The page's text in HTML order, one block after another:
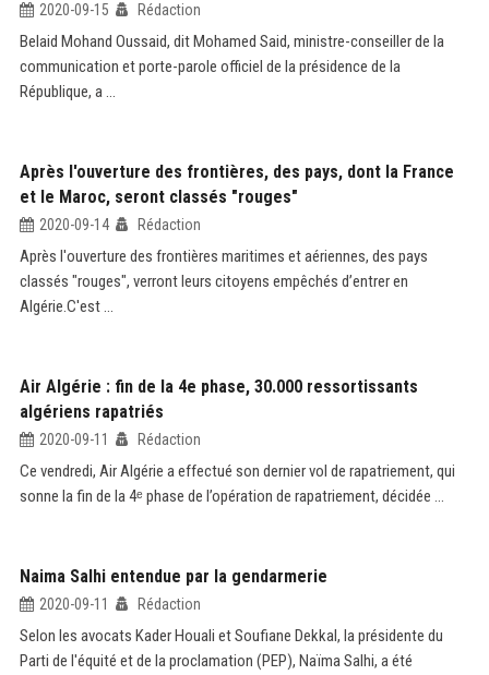
2020-09-15 Rédaction
Belaid Mohand Oussaid, dit Mohamed Said, ministre-conseiller de la
communication et porte-parole officiel de la présidence de la
République, a ...
Après l'ouverture des frontières, des pays, dont la France
et le Maroc, seront classés "rouges"
2020-09-14 Rédaction
Après l'ouverture des frontières maritimes et aériennes, des pays
classés "rouges", verront leurs citoyens empêchés d’entrer en
Algérie.C'est ...
Air Algérie : fin de la 4e phase, 30.000 ressortissants
algériens rapatriés
2020-09-11 Rédaction
Ce vendredi, Air Algérie a effectué son dernier vol de rapatriement, qui
sonne la fin de la 4ᵉ phase de l’opération de rapatriement, décidée ...
Naima Salhi entendue par la gendarmerie
2020-09-11 Rédaction
Selon les avocats Kader Houali et Soufiane Dekkal, la présidente du
Parti de l'équité et de la proclamation (PEP), Naïma Salhi, a été